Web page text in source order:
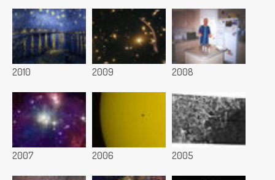
2010 2009 2008
2007 2006 2005